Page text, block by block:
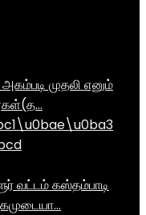
முதலி எனும்
வட்டம் கஸ்தம்பாடி